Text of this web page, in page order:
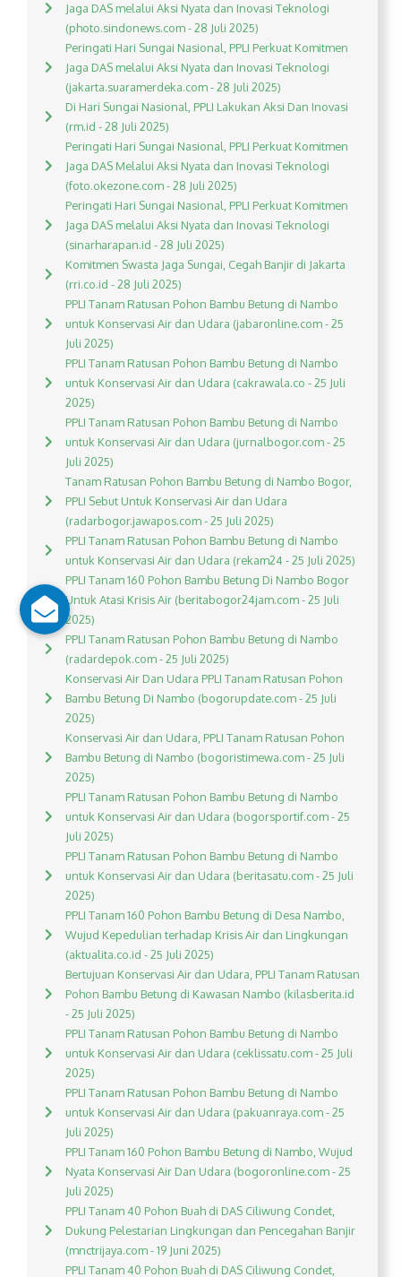
Jaga DAS melalui Aksi Nyata dan Inovasi Teknologi
(photo.sindonews.com - 28 Juli 2025)
Peringati Hari Sungai Nasional, PPLI Perkuat Komitmen
Jaga DAS melalui Aksi Nyata dan Inovasi Teknologi
(jakarta.suaramerdeka.com - 28 Juli 2025)
Di Hari Sungai Nasional, PPLI Lakukan Aksi Dan Inovasi
(rm.id - 28 Juli 2025)
Peringati Hari Sungai Nasional, PPLI Perkuat Komitmen
Jaga DAS Melalui Aksi Nyata dan Inovasi Teknologi
(foto.okezone.com - 28 Juli 2025)
Peringati Hari Sungai Nasional, PPLI Perkuat Komitmen
Jaga DAS melalui Aksi Nyata dan Inovasi Teknologi
(sinarharapan.id - 28 Juli 2025)
Komitmen Swasta Jaga Sungai, Cegah Banjir di Jakarta
(rri.co.id - 28 Juli 2025)
PPLI Tanam Ratusan Pohon Bambu Betung di Nambo
untuk Konservasi Air dan Udara (jabaronline.com - 25
Juli 2025)
PPLI Tanam Ratusan Pohon Bambu Betung di Nambo
untuk Konservasi Air dan Udara (cakrawala.co - 25 Juli
2025)
PPLI Tanam Ratusan Pohon Bambu Betung di Nambo
untuk Konservasi Air dan Udara (jurnalbogor.com - 25
Juli 2025)
Tanam Ratusan Pohon Bambu Betung di Nambo Bogor,
PPLI Sebut Untuk Konservasi Air dan Udara
(radarbogor.jawapos.com - 25 Juli 2025)
PPLI Tanam Ratusan Pohon Bambu Betung di Nambo
untuk Konservasi Air dan Udara (rekam24 - 25 Juli 2025)
PPLI Tanam 160 Pohon Bambu Betung Di Nambo Bogor
Untuk Atasi Krisis Air (beritabogor24jam.com - 25 Juli
2025)
PPLI Tanam Ratusan Pohon Bambu Betung di Nambo
(radardepok.com - 25 Juli 2025)
Konservasi Air Dan Udara PPLI Tanam Ratusan Pohon
Bambu Betung Di Nambo (bogorupdate.com - 25 Juli
2025)
Konservasi Air dan Udara, PPLI Tanam Ratusan Pohon
Bambu Betung di Nambo (bogoristimewa.com - 25 Juli
2025)
PPLI Tanam Ratusan Pohon Bambu Betung di Nambo
untuk Konservasi Air dan Udara (bogorsportif.com - 25
Juli 2025)
PPLI Tanam Ratusan Pohon Bambu Betung di Nambo
untuk Konservasi Air dan Udara (beritasatu.com - 25 Juli
2025)
PPLI Tanam 160 Pohon Bambu Betung di Desa Nambo,
Wujud Kepedulian terhadap Krisis Air dan Lingkungan
(aktualita.co.id - 25 Juli 2025)
Bertujuan Konservasi Air dan Udara, PPLI Tanam Ratusan
Pohon Bambu Betung di Kawasan Nambo (kilasberita.id
- 25 Juli 2025)
PPLI Tanam Ratusan Pohon Bambu Betung di Nambo
untuk Konservasi Air dan Udara (ceklissatu.com - 25 Juli
2025)
PPLI Tanam Ratusan Pohon Bambu Betung di Nambo
untuk Konservasi Air dan Udara (pakuanraya.com - 25
Juli 2025)
PPLI Tanam 160 Pohon Bambu Betung di Nambo, Wujud
Nyata Konservasi Air Dan Udara (bogoronline.com - 25
Juli 2025)
PPLI Tanam 40 Pohon Buah di DAS Ciliwung Condet,
Dukung Pelestarian Lingkungan dan Pencegahan Banjir
(mnctrijaya.com - 19 Juni 2025)
PPLI Tanam 40 Pohon Buah di DAS Ciliwung Condet,